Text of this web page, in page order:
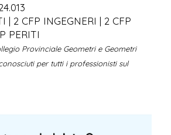
| 2 CFP INGEGNERI | 2 CFP
PERITI
Provinciale Geometri e Geometri
per tutti i professionisti sul